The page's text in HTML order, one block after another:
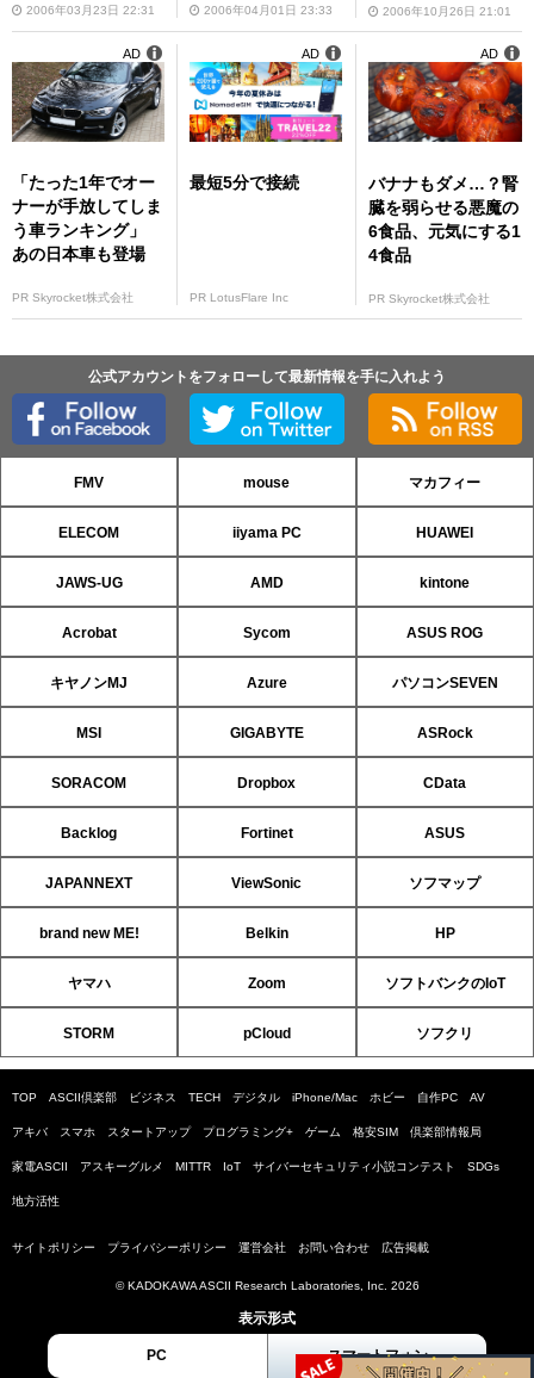
DATA製で週末から
展示予定！
2006年03月23日 22:31 2006年04月01日 23:33
バークロックメモリ
が登場!!
2006年10月26日 21:01
「たった1年でオー
ナーが手放してしま
う車ランキング」
あの日本車も登場
PR Skyrocket株式会社
AD
最短5分で接続
PR LotusFlare Inc
AD
バナナもダメ…？腎
臓を弱らせる悪魔の
6食品、元気にする1
4食品
PR Skyrocket株式会社
AD
公式アカウントをフォローして最新情報を手に入れよう
FMV mouse マカフィー
ELECOM iiyama PC HUAWEI
JAWS-UG AMD kintone
Acrobat Sycom ASUS ROG
キヤノンMJ Azure パソコンSEVEN
MSI GIGABYTE ASRock
SORACOM Dropbox CData
Backlog Fortinet ASUS
JAPANNEXT ViewSonic ソフマップ
brand new ME! Belkin HP
ヤマハ Zoom ソフトバンクのIoT
STORM pCloud ソフクリ
TOP ASCII倶楽部 ビジネス TECH デジタル iPhone/Mac ホビー 自作PC AV
アキバ スマホ スタートアップ プログラミング+ ゲーム 格安SIM 倶楽部情報局
家電ASCII アスキーグルメ MITTR IoT サイバーセキュリティ小説コンテスト SDGs
地方活性
サイトポリシー プライバシーポリシー 運営会社 お問い合わせ 広告掲載
© KADOKAWA ASCII Research Laboratories, Inc. 2026
表示形式
PC スマートフォン